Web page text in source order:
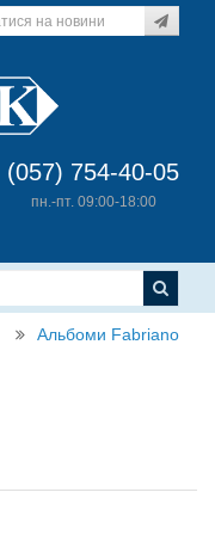
(057) 754-40-05
пн.-пт. 09:00-18:00
Альбоми Fabriano